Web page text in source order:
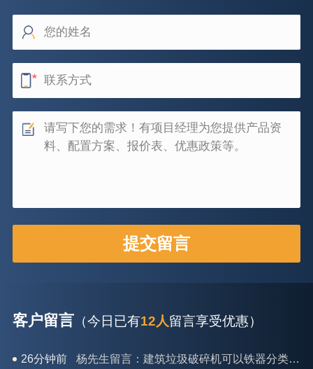
客户留言 （今日已有12人留言享受优惠）
26分钟前 杨先生留言：建筑垃圾破碎机可以铁器分类吗？